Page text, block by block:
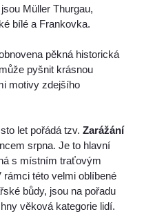
Müller Thurgau,
bílé a Frankovka.
pěkná historická
pyšnit krásnou
motivy zdejšího
let pořádá tzv.Zarážání
srpna. Je to hlavní
s místním traťovým
této velmi oblíbené
bůdy, jsou na pořadu
věková kategorie lidí.